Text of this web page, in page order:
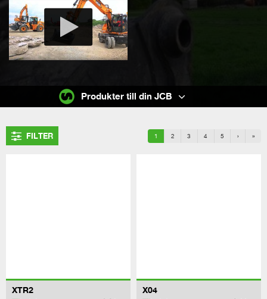
FILTER 1 2 3 4 5 › »
XTR2 X04
Produkter till din JCB